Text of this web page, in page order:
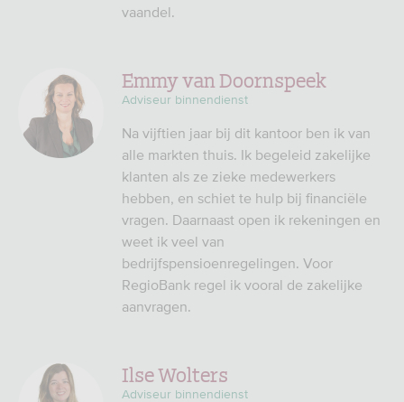
vaandel.
Emmy van Doornspeek
Adviseur binnendienst
Na vijftien jaar bij dit kantoor ben ik van
alle markten thuis. Ik begeleid zakelijke
klanten als ze zieke medewerkers
hebben, en schiet te hulp bij financiële
vragen. Daarnaast open ik rekeningen en
weet ik veel van
bedrijfspensioenregelingen. Voor
RegioBank regel ik vooral de zakelijke
aanvragen.
Ilse Wolters
Adviseur binnendienst